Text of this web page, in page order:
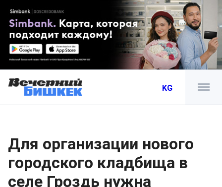
KG
Для организации нового
городского кладбища в
селе Гроздь нужна